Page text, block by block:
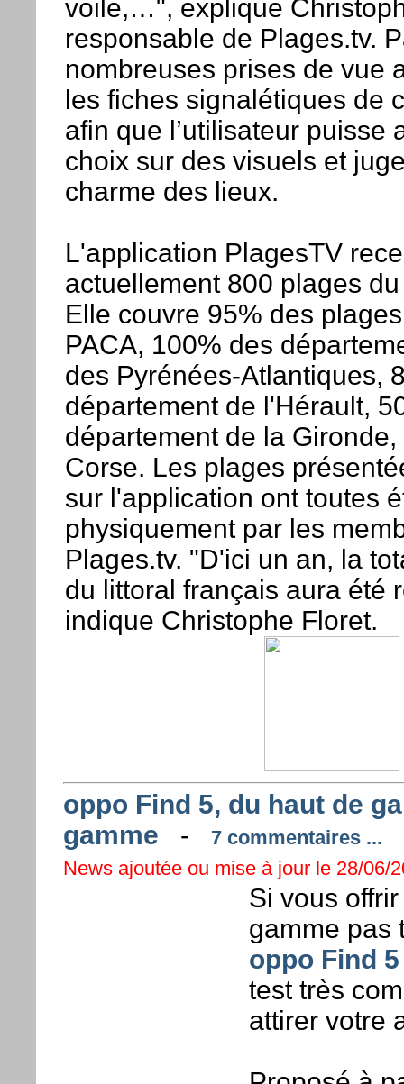
voile,…", explique
responsable de Plages.tv.
nombreuses prises de vue
les fiches signalétiques de
afin que l’utilisateur puisse
choix sur des visuels et
charme des lieux.
L'application PlagesTV
actuellement 800 plages
Elle couvre 95% des
PACA, 100% des
des Pyrénées-Atlantiques,
département de l'Hérault,
département de la
Corse. Les plages
sur l'application ont toutes
physiquement par les
Plages.tv. "D'ici un an, la
du littoral français aura été
indique Christophe Floret.
oppo Find 5, du haut de
gamme -
7 commentaires ...
News ajoutée ou mise à jour le 28/06/
Si vous
gamme pas
oppo Find 5
test très
attirer votre